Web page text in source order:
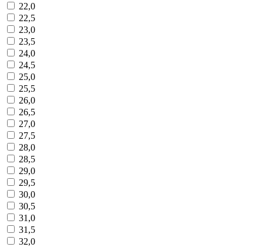
22,0
22,5
23,0
23,5
24,0
24,5
25,0
25,5
26,0
26,5
27,0
27,5
28,0
28,5
29,0
29,5
30,0
30,5
31,0
31,5
32,0